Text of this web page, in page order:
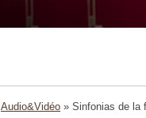
Audio&Vidéo » Sinfonias de la